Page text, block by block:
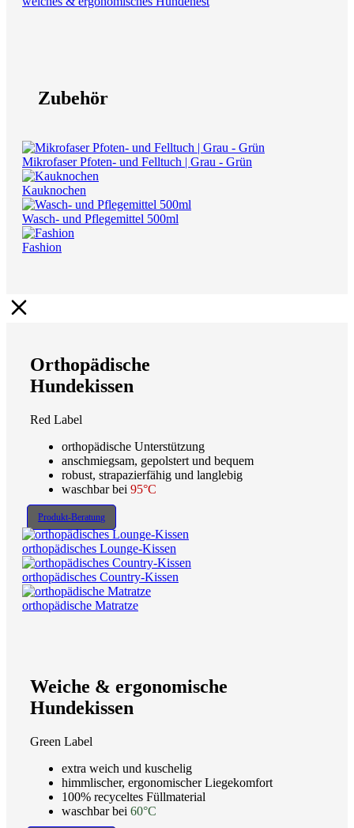
Zubehör
Mikrofaser Pfoten- und Felltuch | Grau - Grün
Kauknochen
Wasch- und Pflegemittel 500ml
Fashion
Orthopädische
Hundekissen
Red Label
orthopädische Unterstützung
anschmiegsam, gepolstert und bequem
robust, strapazierfähig und langlebig
waschbar bei 95°C
Produkt-Beratung
orthopädisches Lounge-Kissen
orthopädisches Country-Kissen
orthopädische Matratze
Weiche & ergonomische
Hundekissen
Green Label
extra weich und kuschelig
himmlischer, ergonomischer Liegekomfort
100% recyceltes Füllmaterial
waschbar bei 60°C